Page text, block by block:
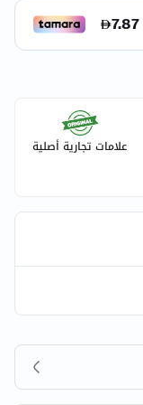
علامات تجارية أصلية